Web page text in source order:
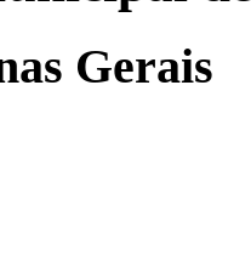
Gerais